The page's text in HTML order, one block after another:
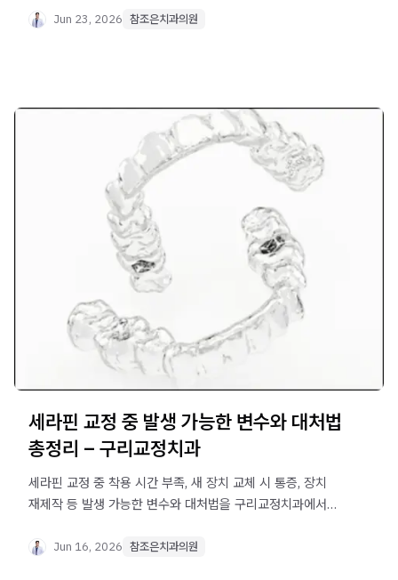
Jun 23, 2026 참조은치과의원
세라핀 교정 중 발생 가능한 변수와 대처법
총정리 – 구리교정치과
세라핀 교정 중 착용 시간 부족, 새 장치 교체 시 통증, 장치
재제작 등 발생 가능한 변수와 대처법을 구리교정치과에서
Jun 16, 2026 참조은치과의원